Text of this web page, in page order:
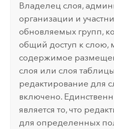
Владелец слоя,
организации и
обновляемых групп,
общий доступ к слою,
содержимое
слоя или слоя
редактирование для
включено.
является то, что
для определенных